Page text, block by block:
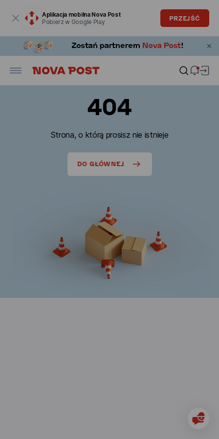
Aplikacja mobilna Nova Post
Pobierz w Google Play
PRZEJŚĆ
404
Strona, o którą prosisz nie istnieje
DO GŁÓWNEJ